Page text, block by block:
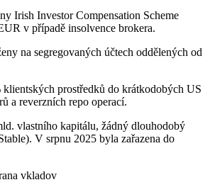
Irish Investor Compensation Scheme
v případě insolvence brokera.
na segregovaných účtech oddělených od
prostředků do krátkodobých US
a reverzních repo operací.
vlastního kapitálu, žádný dlouhodobý
V srpnu 2025 byla zařazena do
vkladov